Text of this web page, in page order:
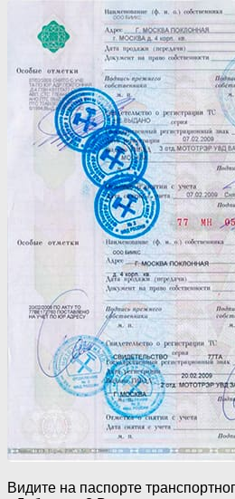
Видите на паспорте